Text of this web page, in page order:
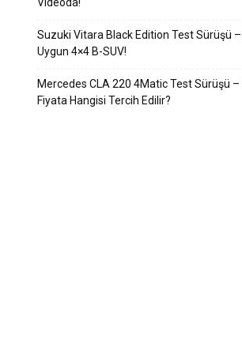
Videoda!
Suzuki Vitara Black Edition Test Sürüşü
Uygun 4×4 B-SUV!
Mercedes CLA 220 4Matic Test Sürüşü –
Fiyata Hangisi Tercih Edilir?